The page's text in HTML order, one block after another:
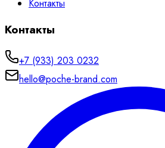
Контакты
Контакты
+7 (933) 203 0232
hello@poche-brand.com